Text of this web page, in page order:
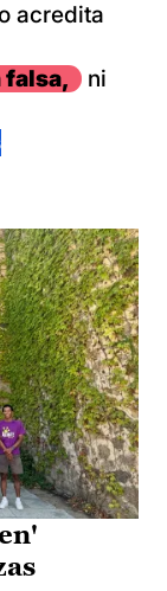
acredita
falsa,
ni